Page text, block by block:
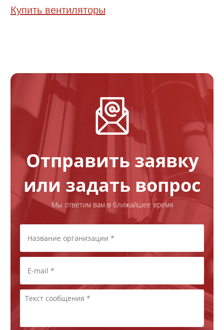
Купить вентиляторы
Отправить заявку
или задать вопрос
Мы ответим вам в ближайшее время